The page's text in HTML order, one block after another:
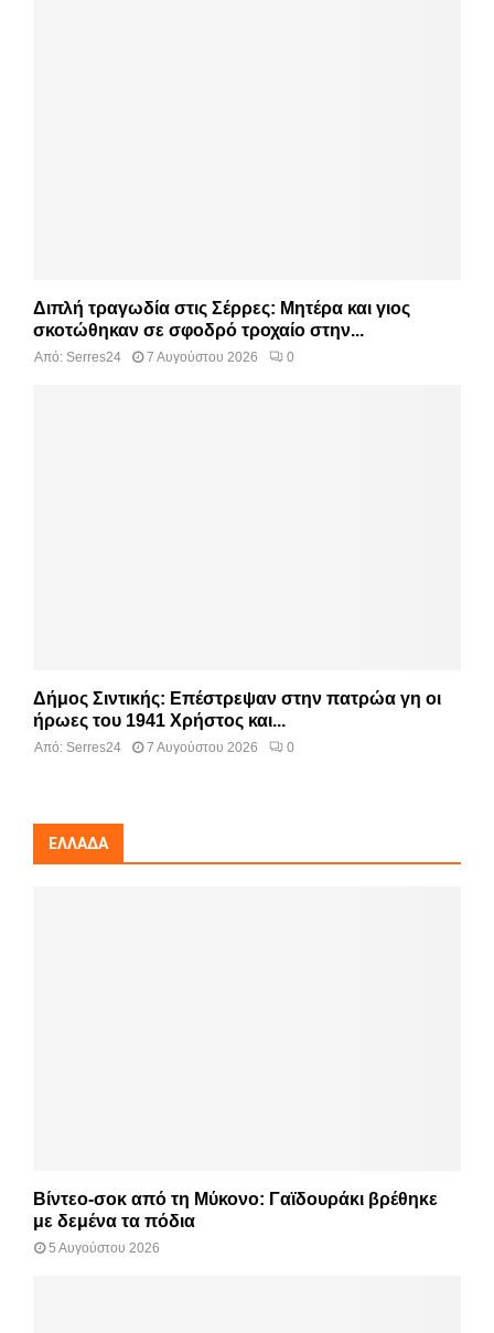
Διπλή τραγωδία στις Σέρρες: Μητέρα και γιος
σκοτώθηκαν σε σφοδρό τροχαίο στην...
Από: Serres24 7 Αυγούστου 2026 0
Δήμος Σιντικής: Επέστρεψαν στην πατρώα γη οι
ήρωες του 1941 Χρήστος και...
Από: Serres24 7 Αυγούστου 2026 0
ΕΛΛΆΔΑ
Βίντεο-σοκ από τη Μύκονο: Γαϊδουράκι βρέθηκε
με δεμένα τα πόδια
5 Αυγούστου 2026